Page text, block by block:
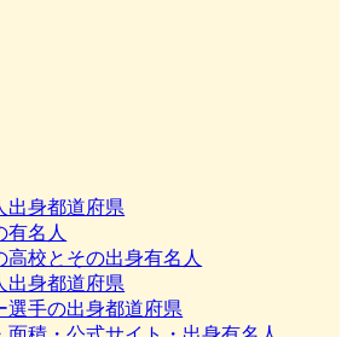
出身都道府県
有名人
高校とその出身有名人
出身都道府県
選手の出身都道府県